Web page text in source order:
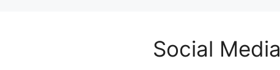
Social Media